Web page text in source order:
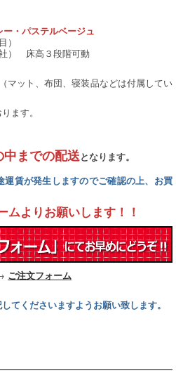
ー・パステルベージュ
）
） 床高３段階可動
マット、布団、寝装品などは付属してい
ます。
中までの配送となります。
賃が発生しますのでご確認の上、お買
ムよりお願いします！！
ご注文フォーム
てくださいますようお願い致します。